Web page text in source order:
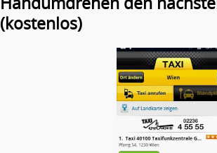
(kostenlos)